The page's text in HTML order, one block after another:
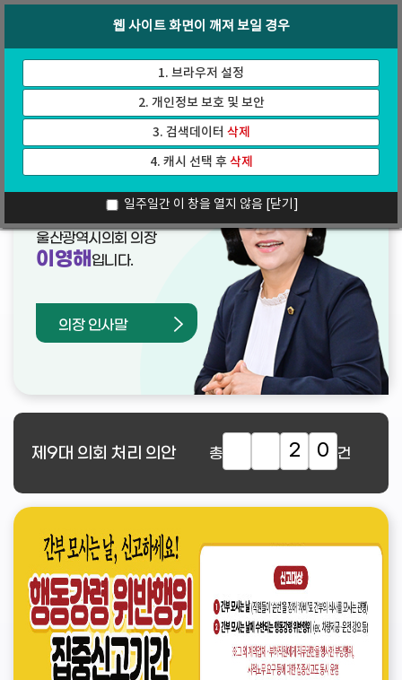
가
기
인터넷방송
웹 사이트 화면이 깨져 보일 경우
1. 브라우저 설정
2. 개인정보 보호 및 보안
3. 검색데이터 삭제
4. 캐시 선택 후삭제
일주일간 이 창을 열지 않음 [닫기]
열린의장실
울산광역시의회 의장
이영해 입니다.
의장 인사말
제9대 의회 처리 의안 총 2 0 건